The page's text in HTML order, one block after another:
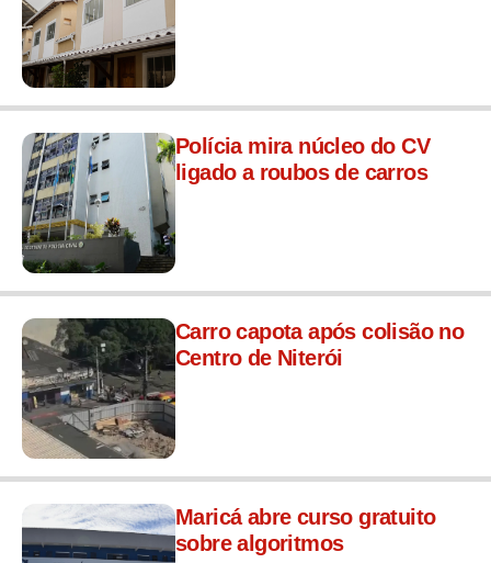
Polícia mira núcleo do CV
ligado a roubos de carros
Carro capota após colisão no
Centro de Niterói
Maricá abre curso gratuito
sobre algoritmos